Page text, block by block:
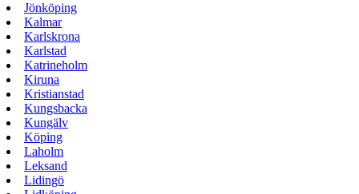
Jönköping
Kalmar
Karlskrona
Karlstad
Katrineholm
Kiruna
Kristianstad
Kungsbacka
Kungälv
Köping
Laholm
Leksand
Lidingö